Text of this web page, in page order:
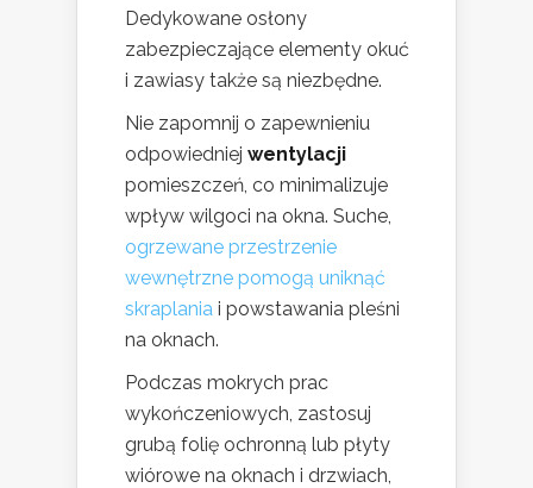
Dedykowane osłony
zabezpieczające elementy okuć
i zawiasy także są niezbędne.
Nie zapomnij o zapewnieniu
odpowiedniej wentylacji
pomieszczeń, co minimalizuje
wpływ wilgoci na okna. Suche,
ogrzewane przestrzenie
wewnętrzne pomogą uniknąć
skraplania i powstawania pleśni
na oknach.
Podczas mokrych prac
wykończeniowych, zastosuj
grubą folię ochronną lub płyty
wiórowe na oknach i drzwiach,